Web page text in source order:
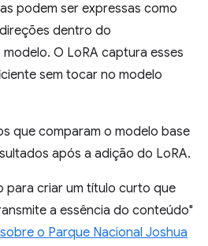
podem ser expressas como
dentro do
O LoRA captura esses
sem tocar no modelo
que comparam o modelo base
após a adição do LoRA.
para criar um título curto que
a essência do conteúdo"
o Parque Nacional Joshua